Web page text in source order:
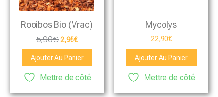
Rooibos Bio (vrac)
5,90€2,95€
Ajouter Au Panier
Mettre de côté
Mycolys
22,90€
Ajouter Au Panier
Mettre de côté